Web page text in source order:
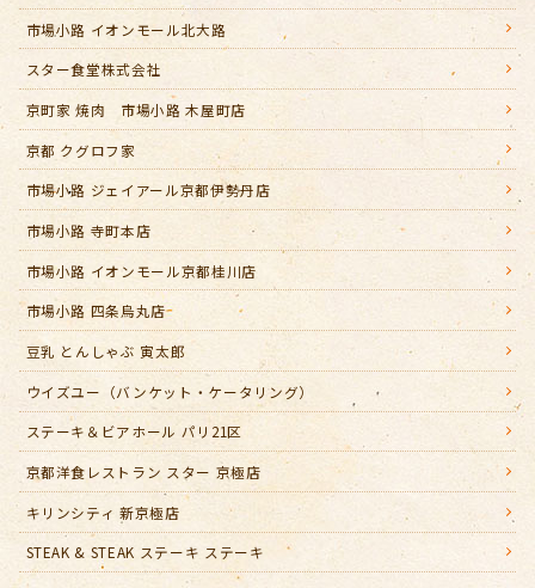
市場小路 イオンモール北大路
スター食堂株式会社
京町家 焼肉 市場小路 木屋町店
京都 クグロフ家
市場小路 ジェイアール京都伊勢丹店
市場小路 寺町本店
市場小路 イオンモール京都桂川店
市場小路 四条烏丸店
豆乳 とんしゃぶ 寅太郎
ウイズユー（バンケット・ケータリング）
ステーキ＆ビアホール パリ21区
京都洋食レストラン スター 京極店
キリンシティ 新京極店
STEAK & STEAK ステーキ ステーキ